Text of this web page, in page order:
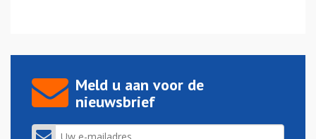
Meld u aan voor de
nieuwsbrief